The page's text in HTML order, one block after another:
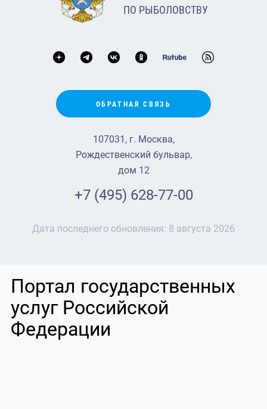
ПО РЫБОЛОВСТВУ
ОБРАТНАЯ СВЯЗЬ
107031, г. Москва,
Рождественский бульвар,
дом 12
+7 (495) 628-77-00
Дата последнего обновления: 8 августа 2026
Портал государственных
услуг Российской
Федерации